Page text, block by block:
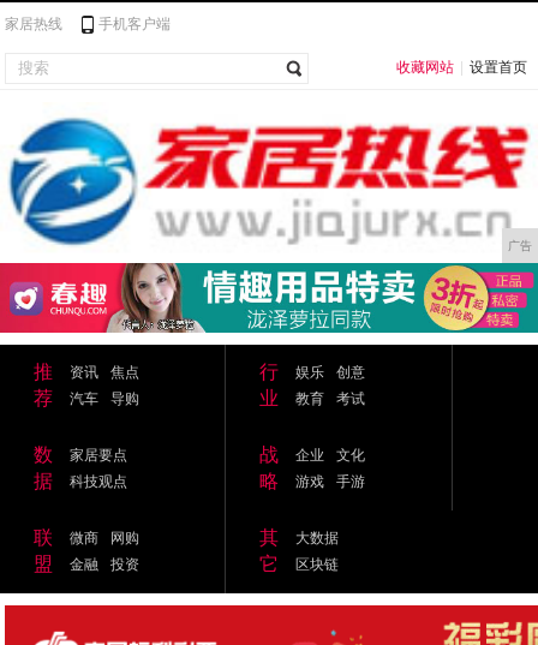
家居热线 手机客户端
收藏网站 设置首页
广告
推
荐
资讯
焦点
汽车
导购
行
业
娱乐
创意
教育
考试
数
据
家居要点
科技观点
战
略
企业
文化
游戏
手游
联
盟
微商
网购
金融
投资
其
它
大数据
区块链